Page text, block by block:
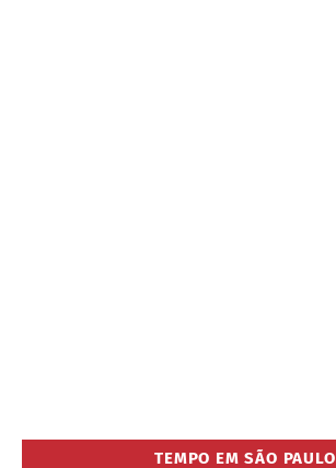
TEMPO EM SÃO PAULO